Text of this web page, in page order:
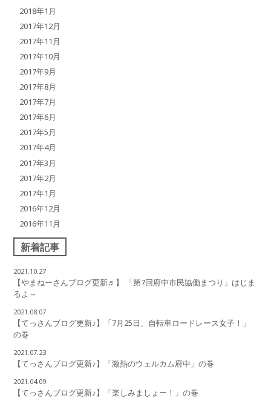
2018年1月
2017年12月
2017年11月
2017年10月
2017年9月
2017年8月
2017年7月
2017年6月
2017年5月
2017年4月
2017年3月
2017年2月
2017年1月
2016年12月
2016年11月
新着記事
2021.10.27
【やまねーさんブログ更新♬】 「第7回府中市民協働まつり」はじま
るよ～
2021.08.07
【てっさんブログ更新♪】「7月25日、自転車ロードレース女子！」
の巻
2021.07.23
【てっさんブログ更新♪】「激熱のウェルカム府中」の巻
2021.04.09
【てっさんブログ更新♪】「楽しみましょー！」の巻